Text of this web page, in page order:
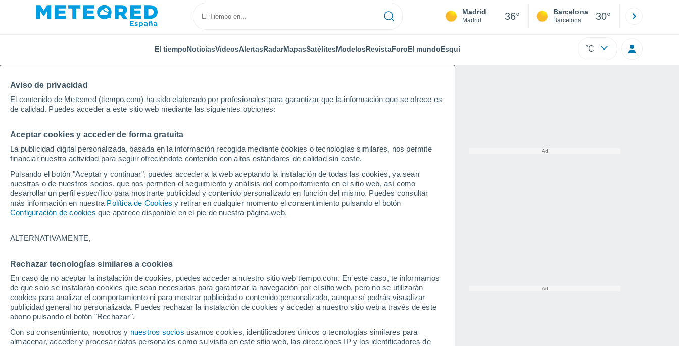
Aviso de privacidad
El contenido de Meteored (tiempo.com) ha sido elaborado por profesionales para garantizar que la información que se ofrece es
de calidad. Puedes acceder a este sitio web mediante las siguientes opciones:
Aceptar cookies y acceder de forma gratuita
La publicidad digital personalizada, basada en la información recogida mediante cookies o tecnologías similares, nos permite
financiar nuestra actividad para seguir ofreciéndote contenido con altos estándares de calidad sin coste.
Pulsando el botón "Aceptar y continuar", puedes acceder a la web aceptando la instalación de todas las cookies, ya sean
nuestras o de nuestros socios, que nos permiten el seguimiento y análisis del comportamiento en el sitio web, así como
desarrollar un perfil específico para mostrarte publicidad y contenido personalizado en función del mismo. Puedes consultar
más información en nuestra Política de Cookies y retirar en cualquier momento el consentimiento pulsando el botón
Configuración de cookies que aparece disponible en el pie de nuestra página web.
ALTERNATIVAMENTE,
Rechazar tecnologías similares a cookies
En caso de no aceptar la instalación de cookies, puedes acceder a nuestro sitio web tiempo.com. En este caso, te informamos
de que solo se instalarán cookies que sean necesarias para garantizar la navegación por el sitio web, pero no se utilizarán
cookies para analizar el comportamiento ni para mostrar publicidad o contenido personalizado, aunque sí podrás visualizar
publicidad general no personalizada. Puedes rechazar la instalación de cookies y acceder a nuestro sitio web a través de este
abono pulsando el botón "Rechazar".
Con su consentimiento, nosotros y nuestros socios usamos cookies, identificadores únicos o tecnologías similares para
almacenar, acceder y procesar datos personales como su visita en este sitio web, las direcciones IP y los identificadores de
Madrid
Madrid 36° Barcelona
Barcelona 30°
El tiempoNoticiasVídeosAlertasRadarMapasSatélitesModelosRevistaForoEl mundoEsquí °C
Inicio Italia Provincia de Rovigo Localidades
El tiempo en todas las ciudades de la Provincia
de Rovigo
Todas las localidades de la Provincia de Rovigo
Ariano nel Polesine
Arquà Polesine
B
Badia Polesine Bergantino